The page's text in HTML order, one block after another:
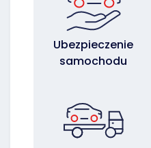
Ubezpieczenie
samochodu